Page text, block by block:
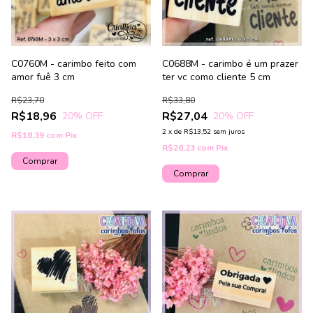
C0760M - carimbo feito com
amor fuê 3 cm
R$18,96
R$23,70
20% OFF
R$18,39 com Pix
C0688M - carimbo é um prazer
ter vc como cliente 5 cm
R$27,04
R$33,80
20% OFF
2 x de R$13,52 sem juros
R$26,23 com Pix